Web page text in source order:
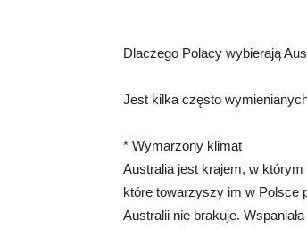
Dlaczego Polacy wybierają
Jest kilka często
* Wymarzony klimat
Australia jest krajem, w którym
które towarzyszy im w Polsce
Australii nie brakuje.